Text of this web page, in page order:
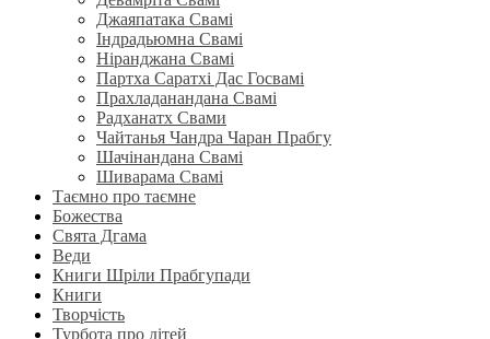
Джаяпатака Свамі
Індрадьюмна Свамі
Ніранджана Свамі
Партха Саратхі Дас Госвамі
Прахладанандана Свамі
Радханатх Свами
Чайтанья Чандра Чаран Прабгу
Шачінандана Свамі
Шиварама Свамі
Таємно про таємне
Божества
Свята Дгама
Веди
Книги Шріли Прабгупади
Книги
Творчість
Турбота про дітей